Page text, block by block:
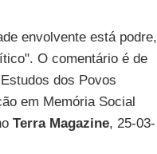
envolvente está podre,
O comentário é de
dos Povos
em Memória Social
Terra Magazine, 25-03-